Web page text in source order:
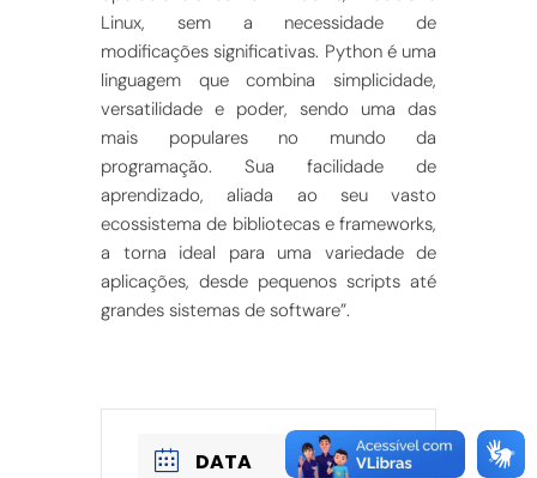
Linux, sem a necessidade de
modificações significativas. Python é uma
linguagem que combina simplicidade,
versatilidade e poder, sendo uma das
mais populares no mundo da
programação. Sua facilidade de
aprendizado, aliada ao seu vasto
ecossistema de bibliotecas e frameworks,
a torna ideal para uma variedade de
aplicações, desde pequenos scripts até
grandes sistemas de software”.
DATA